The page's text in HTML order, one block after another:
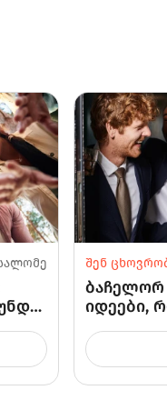
შენ
ბაჩელორ
იდეები,